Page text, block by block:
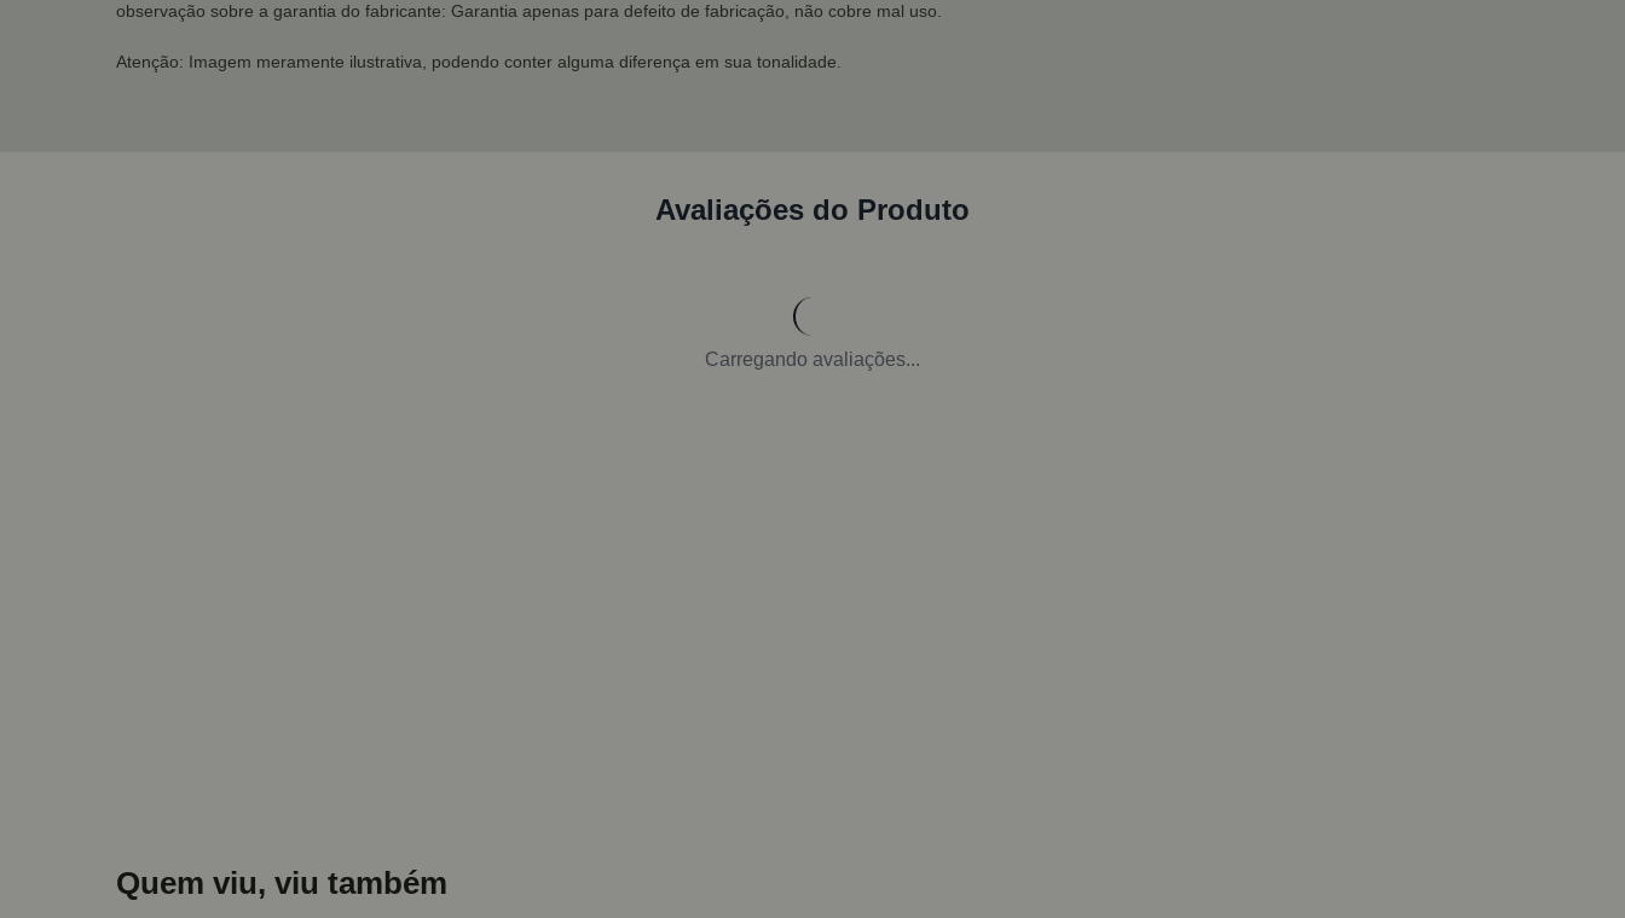
observação sobre a garantia do fabricante: Garantia apenas para defeito de fabricação, não cobre mal uso.
Atenção: Imagem meramente ilustrativa, podendo conter alguma diferença em sua tonalidade.
Avaliações do Produto
Carregando avaliações...
Quem viu, viu também